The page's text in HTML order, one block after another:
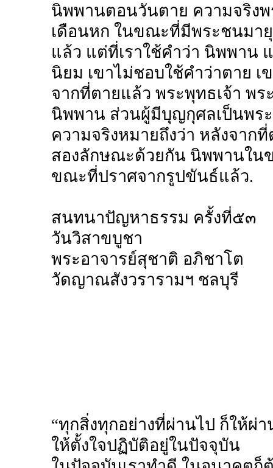
นิพพานตอนวันตาย ความจริง
เดือนหก ในขณะที่มีพระชนมา
แล้ว แต่ที่เราใช้คำว่า นิพพาน
นิยม เขาไม่ชอบใช้คำว่าตาย
จากที่ตายแล้ว พระพุทธเจ้า พ
นิพพาน ส่วนผู้มีบุญกุศลเป็นพร
ความจริงหมายถึงว่า หลังจา
สองลักษณะด้วยกัน นิพพานใน
ขณะที่ปราศจากรูปขันธ์แล้ว.
สนทนาปัญหาธรรม ครั้งที่๕๓
วันวิสาขบูชา
พระอาจารย์สุชาติ อภิชาโต
วัดญาณสังวรารามฯ ชลบุรี
“ทุกสิ่งทุกอย่างที่ผ่านไป ก็ให้ผ่า
ให้ตั้งใจปฏิบัติอยู่ในปัจจุบัน